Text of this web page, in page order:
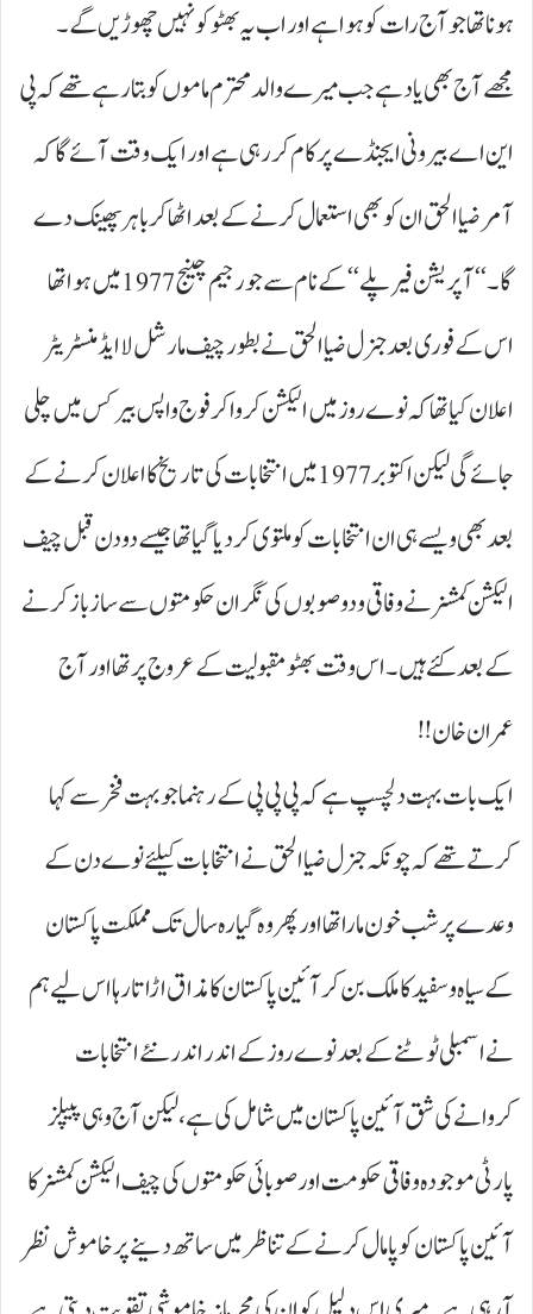
ہونا تھا جو آج رات کو ہوا ہے اور اب یہ بھٹو کو نہیں چھوڑیں گے۔
مجھےآج بھی یاد ہے جب میرے والد محترم ماموں کو بتا رہے تھے کہ پی
این اے بیرونی ایجنڈے پر کام کر رہی ہے اور ایک وقت آئے گا کہ
آمر ضیاالحق ان کو بھی استعمال کرنےکے بعداٹھا کر باہر پھینک دے
گا۔‘‘آپریشن فیر پلے‘‘ کے نام سے جو رجیم چینج 1977 میں ہوا تھا
اس کے فوری بعد جنرل ضیاالحق نے بطور چیف مارشل لا ایڈمنسٹریٹر
اعلان کیا تھا کہ نوے روز میں الیکشن کروا کر فوج واپس بیرکس میں چلی
جائے گی لیکن اکتوبر 1977 میں انتخابات کی تاریخ کا اعلان کرنے کے
بعد بھی ویسے ہی ان انتخابات کو ملتوی کر دیا گیا تھا جیسے دو دن قبل چیف
الیکشن کمشنر نے وفاقی و دو صوبوں کی نگران حکومتوں سے ساز باز کرنے
کے بعد کئے ہیں۔اس وقت بھٹو مقبولیت کے عروج پر تھا اور آج
عمران خان!!
ایک بات بہت دلچسپ ہے کہ پی پی پی کے رہنماجو بہت فخر سے کہا
کرتے تھے کہ چونکہ جنرل ضیاالحق نے انتخابات کیلئے نوے دن کے
وعدے پر شب خون مارا تھا اور پھر وہ گیارہ سال تک مملکت پاکستان
کے سیاہ و سفید کا ملک بن کر آئین پاکستان کا مذاق اڑاتا رہا اس لیے ہم
نے اسمبلی ٹوٹنے کے بعد نوے روز کے اندر اندر نئے انتخابات
کروانے کی شق آئین پاکستان میں شامل کی ہے،لیکن آج و ہی پیپلز
پارٹی موجودہ وفاقی حکومت اور صوبائی حکومتوں کی چیف الیکشن کمشنر کا
آئین پاکستان کو پامال کرنے کے تناظر میں ساتھ دینے پر خاموش نظر